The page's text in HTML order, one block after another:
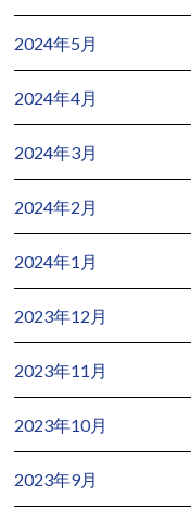
2024年5月
2024年4月
2024年3月
2024年2月
2024年1月
2023年12月
2023年11月
2023年10月
2023年9月